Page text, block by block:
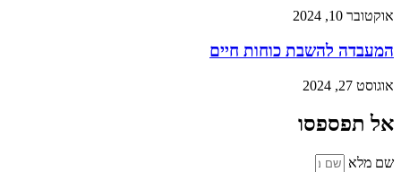
אוקטובר 10, 2024
המעבדה להשבת כוחות חיים
אוגוסט 27, 2024
אל תפספסו
שם מלא